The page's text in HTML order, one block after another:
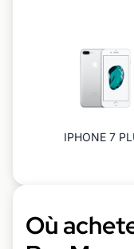
IPHONE 7
Où